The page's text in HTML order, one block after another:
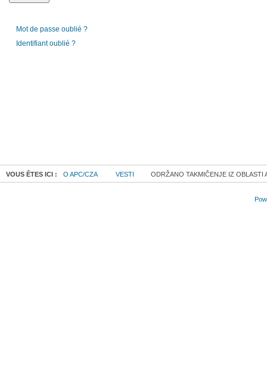
Mot de passe oublié ?
Identifiant oublié ?
VOUS ÊTES ICI : O APC/CZA VESTI ODRŽANO TAKMIČENJE IZ OBLASTI